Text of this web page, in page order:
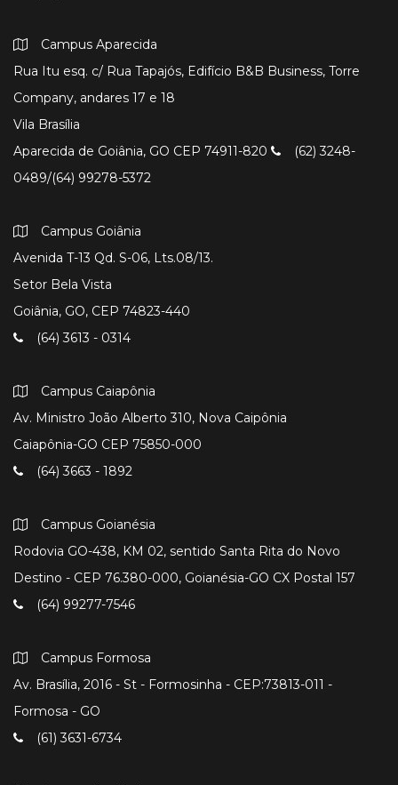
Campus Aparecida
Rua Itu esq. c/ Rua Tapajós, Edifício B&B Business, Torre
Company, andares 17 e 18
Vila Brasília
Aparecida de Goiânia, GO CEP 74911-820
(62) 3248-
0489/(64) 99278-5372
Campus Goiânia
Avenida T-13 Qd. S-06, Lts.08/13.
Setor Bela Vista
Goiânia, GO, CEP 74823-440
(64) 3613 - 0314
Campus Caiapônia
Av. Ministro João Alberto 310, Nova Caipônia
Caiapônia-GO CEP 75850-000
(64) 3663 - 1892
Campus Goianésia
Rodovia GO-438, KM 02, sentido Santa Rita do Novo
Destino - CEP 76.380-000, Goianésia-GO CX Postal 157
(64) 99277-7546
Campus Formosa
Av. Brasília, 2016 - St - Formosinha - CEP:73813-011 -
Formosa - GO
(61) 3631-6734